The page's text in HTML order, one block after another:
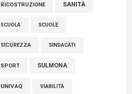
RICOSTRUZIONE SANITÀ
SCUOLA SCUOLE
SICUREZZA SINDACATI
SPORT SULMONA
UNIVAQ VIABILITÀ